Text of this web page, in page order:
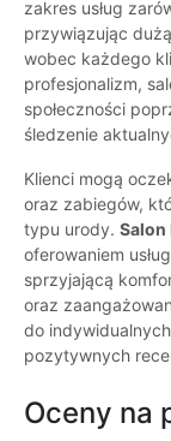
zakres usług
przywiązując
wobec każdego
profesjonalizm,
społeczności
śledzenie
Klienci mogą
oraz zabiegów,
typu urody. Salon
oferowaniem
sprzyjającą
oraz
do
pozytywnych
Oceny na